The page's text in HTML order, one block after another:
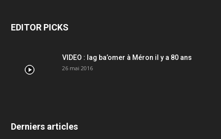
EDITOR PICKS
VIDEO : lag ba’omer à Méron il y a 80 ans
26 mai 2016
Derniers articles